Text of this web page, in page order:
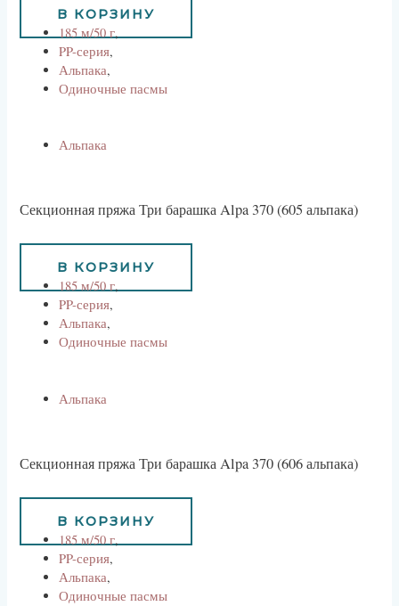
В КОРЗИНУ
185 м/50 г,
PP-серия,
Альпака,
Одиночные пасмы
Альпака
Секционная пряжа Три барашка Alpa 370 (605 альпака)
800руб
В КОРЗИНУ
185 м/50 г,
PP-серия,
Альпака,
Одиночные пасмы
Альпака
Секционная пряжа Три барашка Alpa 370 (606 альпака)
800руб
В КОРЗИНУ
185 м/50 г,
PP-серия,
Альпака,
Одиночные пасмы